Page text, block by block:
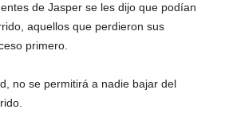
de Jasper se les dijo que podían
aquellos que perdieron sus
primero.
no se permitirá a nadie bajar del